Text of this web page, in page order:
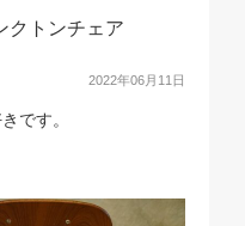
トンチェア
2022年06月11日
です。